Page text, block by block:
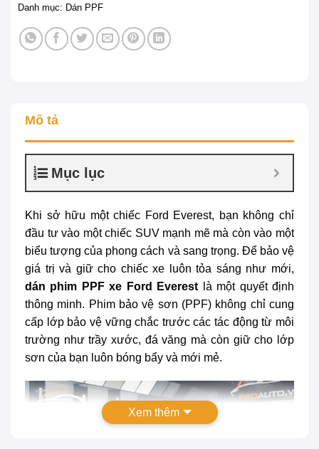
Danh mục: Dán PPF
Mô tả
Mục lục
Khi sở hữu một chiếc Ford Everest, bạn không chỉ
đầu tư vào một chiếc SUV mạnh mẽ mà còn vào một
biểu tượng của phong cách và sang trọng. Để bảo vệ
giá trị và giữ cho chiếc xe luôn tỏa sáng như mới,
dán phim PPF xe Ford Everest là một quyết định
thông minh. Phim bảo vệ sơn (PPF) không chỉ cung
cấp lớp bảo vệ vững chắc trước các tác động từ môi
trường như trầy xước, đá văng mà còn giữ cho lớp
sơn của bạn luôn bóng bẩy và mới mẻ.
Xem thêm